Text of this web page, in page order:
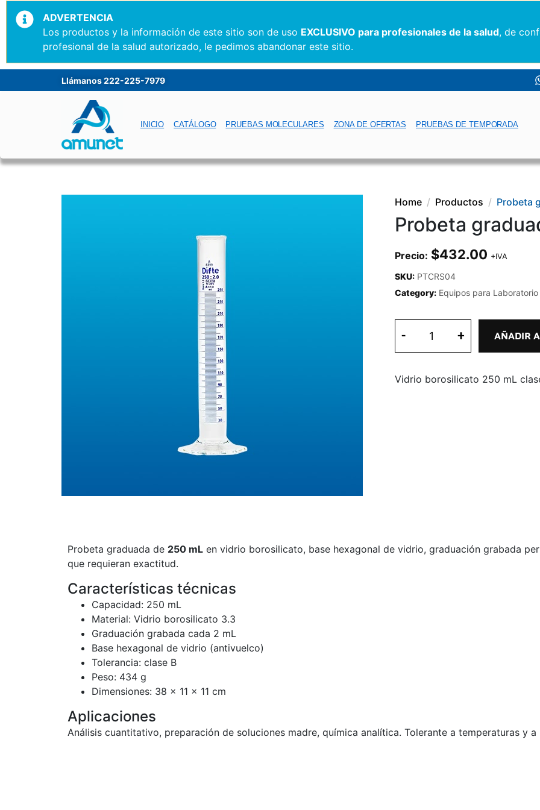
ADVERTENCIA
Los productos y la información de este sitio son de uso EXCLUSIVO para profesionales de la salud, de
profesional de la salud autorizado, le pedimos abandonar este sitio.
Llámanos 222-225-7979
INICIO CATÁLOGO PRUEBAS MOLECULARES ZONA DE OFERTAS PRUEBAS DE TEMPORADA
Home Productos Probeta
Probeta
Precio: $432.00 +IVA
SKU: PTCRS04
Category: Equipos para
- + AÑADIR
Vidrio borosilicato 250 mL
Probeta graduada de 250 mL en vidrio borosilicato, base hexagonal de vidrio, graduación grabada
que requieran exactitud.
Características técnicas
Capacidad: 250 mL
Material: Vidrio borosilicato 3.3
Graduación grabada cada 2 mL
Base hexagonal de vidrio (antivuelco)
Tolerancia: clase B
Peso: 434 g
Dimensiones: 38 × 11 × 11 cm
Aplicaciones
Análisis cuantitativo, preparación de soluciones madre, química analítica. Tolerante a temperaturas y